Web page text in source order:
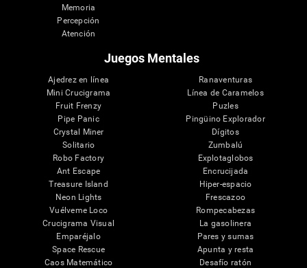
Memoria
Percepción
Atención
Juegos Mentales
Ajedrez en línea
Mini Crucigrama
Fruit Frenzy
Pipe Panic
Crystal Miner
Solitario
Robo Factory
Ant Escape
Treasure Island
Neon Lights
Vuélveme Loco
Crucigrama Visual
Emparéjalo
Space Rescue
Caos Matemático
Ranaventuras
Línea de Caramelos
Puzles
Pingüino Explorador
Dígitos
Zumbalú
Explotaglobos
Encrucijada
Hiper-espacio
Frescazoo
Rompecabezas
La gasolinera
Pares y sumas
Apunta y resta
Desafío ratón